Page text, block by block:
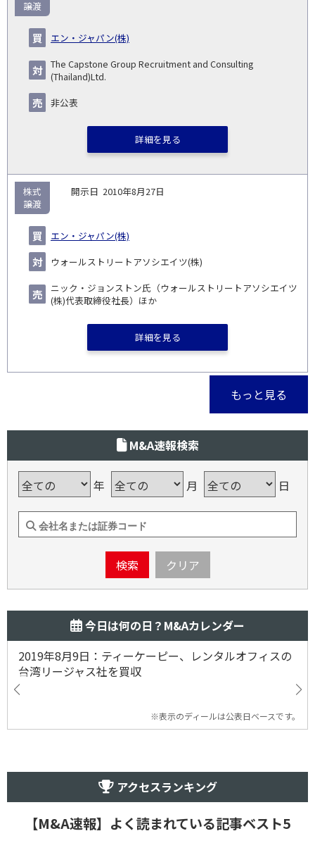
エン・ジャパン(株)
The Capstone Group Recruitment and Consulting
(Thailand)Ltd.
非公表
譲渡
詳細を見る
2010年8月27日
エン・ジャパン(株)
ウォールストリートアソシエイツ(株)
ニック・ジョンストン氏（ウォールストリートアソシエイツ
(株)代表取締役社長）ほか
株式
譲渡
詳細を見る
もっと見る
M&A速報検索
年 月 日
検索 クリア
今日は何の日？M&Aカレンダー
2019年8月9日：ティーケーピー、レンタルオフィスの
台湾リージャス社を買収
※表示のディールは公表日ベースです。
アクセスランキング
【M&A速報】よく読まれている記事ベスト5